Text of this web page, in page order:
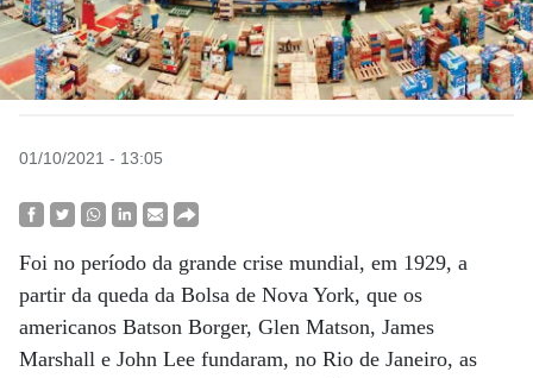
01/10/2021 - 13:05
Foi no período da grande crise mundial, em 1929, a
partir da queda da Bolsa de Nova York, que os
americanos Batson Borger, Glen Matson, James
Marshall e John Lee fundaram, no Rio de Janeiro, as